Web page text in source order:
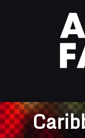
Agenda